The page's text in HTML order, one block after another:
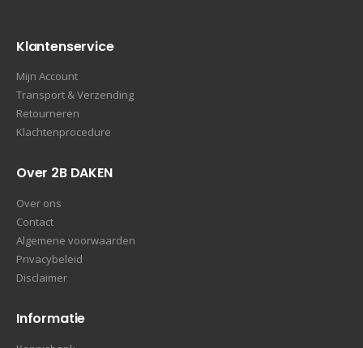
Klantenservice
Mijn Account
Transport & Verzending
Retourneren
Klachtenprocedure
Over 2B DAKEN
Over ons
Contact
Algemene voorwaarden
Privacybeleid
Disclaimer
Informatie